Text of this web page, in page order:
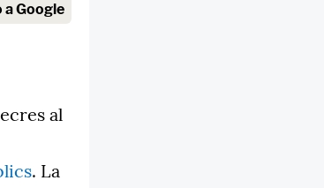
a Google
al
. La